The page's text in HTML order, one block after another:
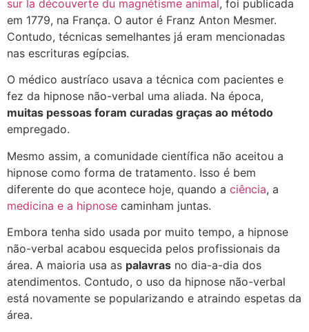
sur la découverte du magnétisme animal, foi publicada
em 1779, na França. O autor é Franz Anton Mesmer.
Contudo, técnicas semelhantes já eram mencionadas
nas escrituras egípcias.
O médico austríaco usava a técnica com pacientes e
fez da hipnose não-verbal uma aliada. Na época,
muitas pessoas foram curadas graças ao método
empregado.
Mesmo assim, a comunidade científica não aceitou a
hipnose como forma de tratamento. Isso é bem
diferente do que acontece hoje, quando a ciência, a
medicina e a hipnose caminham juntas.
Embora tenha sido usada por muito tempo, a hipnose
não-verbal acabou esquecida pelos profissionais da
área. A maioria usa as palavras no dia-a-dia dos
atendimentos. Contudo, o uso da hipnose não-verbal
está novamente se popularizando e atraindo espetas da
área.